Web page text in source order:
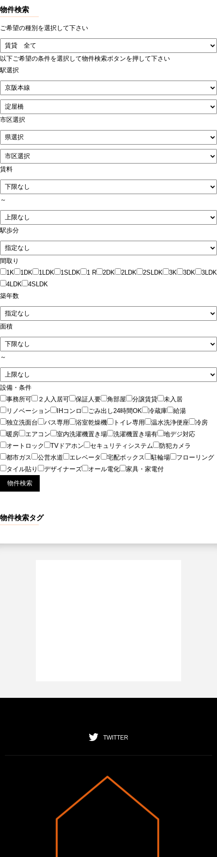
物件検索
ご希望の種別を選択して下さい
以下ご希望の条件を選択して物件検索ボタンを押して下さい
駅選択
市区選択
賃料
～
駅歩分
間取り
1K
1DK 1LDK 1SLDK 1 R 2DK 2LDK 2SLDK 3K 3DK
3LDK
4LDK
4SLDK
築年数
面積
～
設備・条件
事務所可
２人入居可 保証人要 角部屋 分譲賃貸
未入居
リノベーション
IHコンロ ごみ出し24時間OK 冷蔵庫
給湯
独立洗面台
バス専用 浴室乾燥機 トイレ専用 温水洗浄便座
冷房
暖房
エアコン 室内洗濯機置き場 洗濯機置き場有
地デジ対応
オートロック
TVドアホン セキュリティシステム
防犯カメラ
都市ガス
公営水道 エレベータ 宅配ボックス 駐輪場
フローリング
タイル貼り
デザイナーズ オール電化 家具・家電付
物件検索タグ
TWITTER